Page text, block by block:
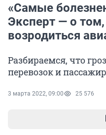
«Самые
Эксперт — о
возродиться
Разбираемся, что
перевозок и
3 марта 2022, 09:00 25 576